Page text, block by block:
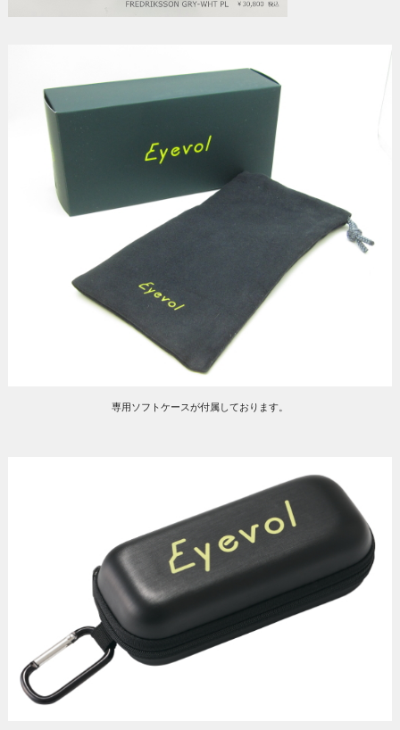
専用ソフトケースが付属しております。